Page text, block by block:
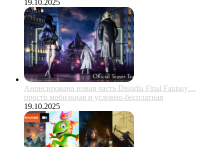
19.10.2025
Анонсирована новая часть Dissidia Final Fantasy…
просто мобильная и условно-бесплатная
19.10.2025